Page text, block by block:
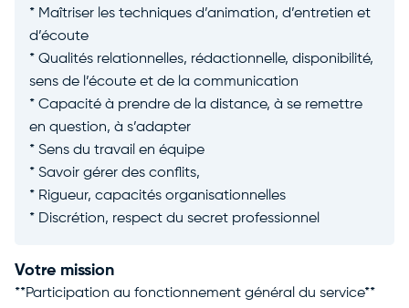
* Maîtriser les techniques d’animation, d’entretien et
d’écoute
* Qualités relationnelles, rédactionnelle, disponibilité,
sens de l’écoute et de la communication
* Capacité à prendre de la distance, à se remettre
en question, à s’adapter
* Sens du travail en équipe
* Savoir gérer des conflits,
* Rigueur, capacités organisationnelles
* Discrétion, respect du secret professionnel
Votre mission
**Participation au fonctionnement général du service**